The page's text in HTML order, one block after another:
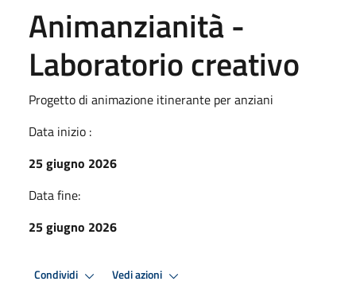
Animanzianità -
Laboratorio creativo
Progetto di animazione itinerante per anziani
Data inizio :
25 giugno 2026
Data fine:
25 giugno 2026
Condividi Vedi azioni